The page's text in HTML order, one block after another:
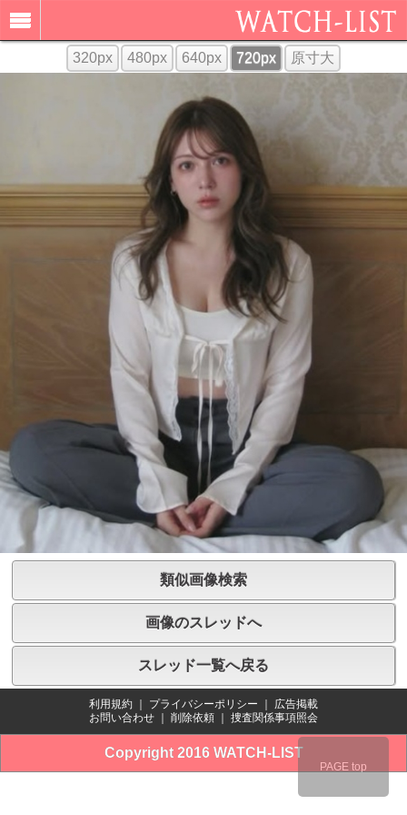
320px 480px 640px 720px 原寸大
類似画像検索
画像のスレッドへ
スレッド一覧へ戻る
利用規約 プライバシーポリシー
広告掲載
お問い合わせ
削除依頼 捜査関係事項照会
Copyright 2016 WATCH-LIST
PAGE top